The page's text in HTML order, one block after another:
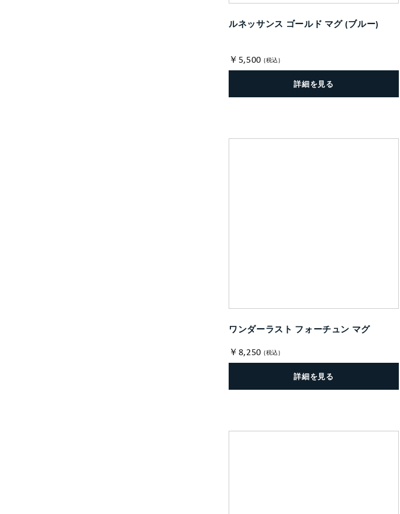
ルネッサンス ゴールド マグ (ブルー)
￥5,500 (税込)
詳細を見る
ワンダーラスト フォーチュン マグ
￥8,250 (税込)
詳細を見る